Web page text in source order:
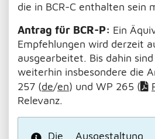
die in BCR-C enthalten sein
Antrag für BCR-P: Ein
Empfehlungen wird derzeit
ausgearbeitet. Bis dahin
weiterhin insbesondere die
257 (de/en) und WP 265 (
Relevanz.
Die